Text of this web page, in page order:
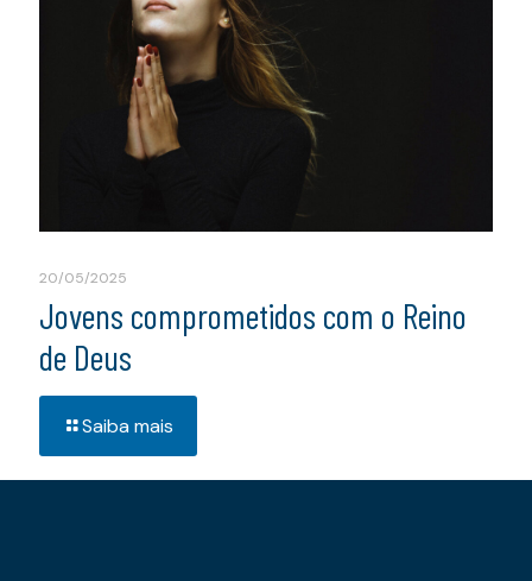
20/05/2025
Jovens comprometidos com o Reino
de Deus
Saiba mais